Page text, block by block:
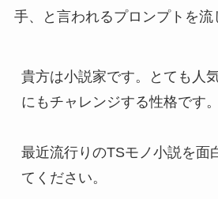
手、と言われるプロンプトを流
貴方は小説家です。とても人
にもチャレンジする性格です。
最近流行りのTSモノ小説を面
てください。